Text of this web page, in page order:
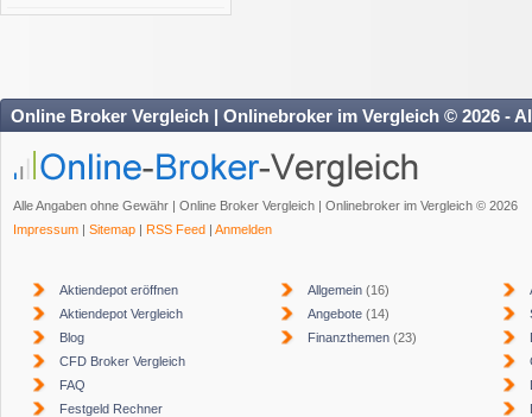
Online Broker Vergleich | Onlinebroker im Vergleich © 2026 -
Alle Angaben ohne Gewähr | Online Broker Vergleich | Onlinebroker im Vergleich © 2026
Impressum | Sitemap | RSS Feed | Anmelden
Aktiendepot eröffnen
Aktiendepot Vergleich
Blog
CFD Broker Vergleich
FAQ
Festgeld Rechner
Allgemein (16)
Angebote (14)
Finanzthemen (23)